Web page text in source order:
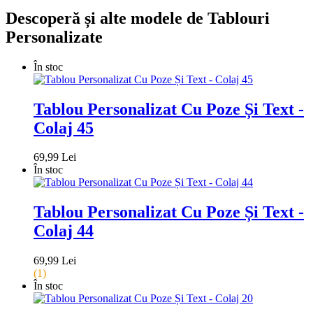
Descoperă și alte modele de Tablouri
Personalizate
În stoc
Tablou Personalizat Cu Poze Și Text -
Colaj 45
69,99 Lei
În stoc
Tablou Personalizat Cu Poze Și Text -
Colaj 44
69,99 Lei
(1)
În stoc